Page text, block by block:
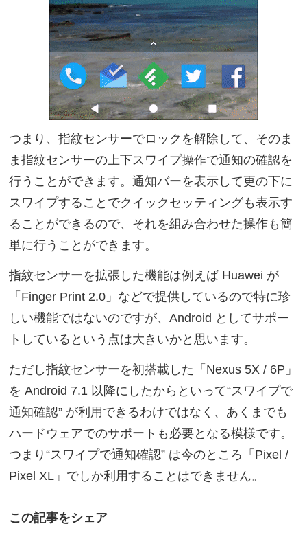
つまり、指紋センサーでロックを解除して、そのま
ま指紋センサーの上下スワイプ操作で通知の確認を
行うことができます。通知バーを表示して更の下に
スワイプすることでクイックセッティングも表示す
ることができるので、それを組み合わせた操作も簡
単に行うことができます。
指紋センサーを拡張した機能は例えば Huawei が
「Finger Print 2.0」などで提供しているので特に珍
しい機能ではないのですが、Android としてサポー
トしているという点は大きいかと思います。
ただし指紋センサーを初搭載した「Nexus 5X / 6P」
を Android 7.1 以降にしたからといって“スワイプで
通知確認” が利用できるわけではなく、あくまでも
ハードウェアでのサポートも必要となる模様です。
つまり“スワイプで通知確認” は今のところ「Pixel /
Pixel XL」でしか利用することはできません。
この記事をシェア